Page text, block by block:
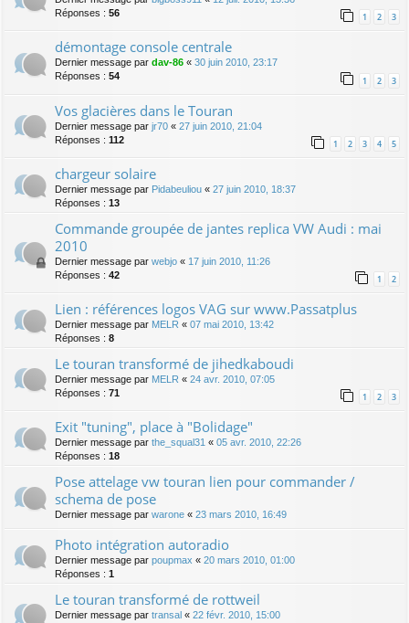
Réponses : 56 1 2 3
démontage console centrale
Dernier message par dav-86 « 30 juin 2010, 23:17
Réponses : 54 1 2 3
Vos glacières dans le Touran
Dernier message par jr70 « 27 juin 2010, 21:04
Réponses : 112 1 2 3 4 5
chargeur solaire
Dernier message par Pidabeuliou « 27 juin 2010, 18:37
Réponses : 13
Commande groupée de jantes replica VW Audi : mai
2010
Dernier message par webjo « 17 juin 2010, 11:26
Réponses : 42 1 2
Lien : références logos VAG sur www.Passatplus
Dernier message par MELR « 07 mai 2010, 13:42
Réponses : 8
Le touran transformé de jihedkaboudi
Dernier message par MELR « 24 avr. 2010, 07:05
Réponses : 71 1 2 3
Exit "tuning", place à "Bolidage"
Dernier message par the_squal31 « 05 avr. 2010, 22:26
Réponses : 18
Pose attelage vw touran lien pour commander /
schema de pose
Dernier message par warone « 23 mars 2010, 16:49
Photo intégration autoradio
Dernier message par poupmax « 20 mars 2010, 01:00
Réponses : 1
Le touran transformé de rottweil
Dernier message par transal « 22 févr. 2010, 15:00